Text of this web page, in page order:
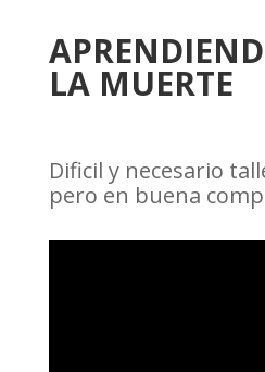
LA MUERTE
Dificil y necesario
pero en buena